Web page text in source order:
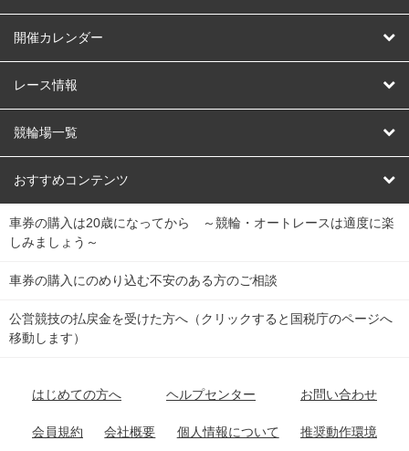
はじめての方へ
開催カレンダー
競輪
オートレース
競輪くじ
Dokanto!
チャリロトプラザ
レース情報
レース予想
レース結果
キャリーオーバー一覧
競輪場一覧
北日本 函館競輪場
関
東
弥彦競輪場 前橋競輪場 取手競輪場 宇都宮競輪場
関
東
小田原競輪場
名古屋競輪場 岐阜競輪場 大垣競輪場 豊橋競輪場
富山競輪場 松阪競輪場 四日市競輪場
おすすめコンテンツ
競輪選手情報
Perfecta Navi
netkeirin
車券の購入は20歳になってから ～競輪・オートレースは適度に楽
しみましょう～
車券の購入にのめり込む不安のある方のご相談
公営競技の払戻金を受けた方へ（クリックすると国税庁のページへ
移動します）
はじめての方へ ヘルプセンター お問い合わせ
会員規約 会社概要 個人情報について 推奨動作環境